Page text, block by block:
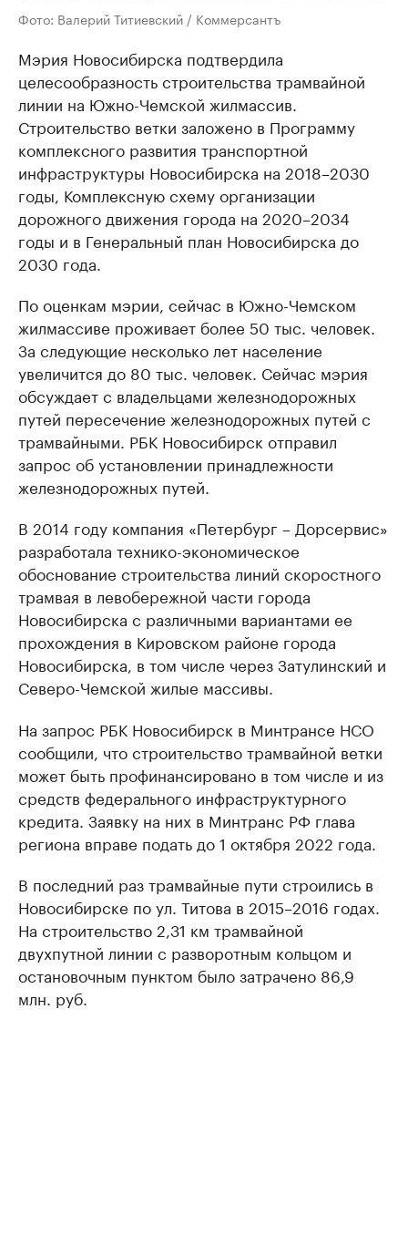
Фото: Валерий Титиевский / Коммерсантъ
Мэрия Новосибирска подтвердила
целесообразность строительства трамвайной
линии на Южно-Чемской жилмассив.
Строительство ветки заложено в Программу
комплексного развития транспортной
инфраструктуры Новосибирска на 2018–2030
годы, Комплексную схему организации
дорожного движения города на 2020–2034
годы и в Генеральный план Новосибирска до
2030 года.
По оценкам мэрии, сейчас в Южно-Чемском
жилмассиве проживает более 50 тыс. человек.
За следующие несколько лет население
увеличится до 80 тыс. человек. Сейчас мэрия
обсуждает с владельцами железнодорожных
путей пересечение железнодорожных путей с
трамвайными. РБК Новосибирск отправил
запрос об установлении принадлежности
железнодорожных путей.
В 2014 году компания «Петербург – Дорсервис»
разработала технико-экономическое
обоснование строительства линий скоростного
трамвая в левобережной части города
Новосибирска с различными вариантами ее
прохождения в Кировском районе города
Новосибирска, в том числе через Затулинский и
Северо-Чемской жилые массивы.
На запрос РБК Новосибирск в Минтрансе НСО
сообщили, что строительство трамвайной ветки
может быть профинансировано в том числе и из
средств федерального инфраструктурного
кредита. Заявку на них в Минтранс РФ глава
региона вправе подать до 1 октября 2022 года.
В последний раз трамвайные пути строились в
Новосибирске по ул. Титова в 2015–2016 годах.
На строительство 2,31 км трамвайной
двухпутной линии с разворотным кольцом и
остановочным пунктом было затрачено 86,9
млн. руб.